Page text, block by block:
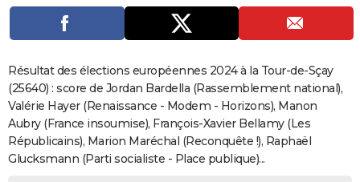
Dictionnaire
Biographies
Expressions
Proverbes
PROGRAMME TV
S'inscrire
Se connecter
Lycées
Collèges
Primaires
Universités
Entreprises
Service militaire
Avis de recherche
AVIS DE DÉCÈS
FORUM
Bricolage
Lifestyle
Culture
SportAuto
Television
Voyage
Cinema
Résultat des élections européennes 2024 à la Tour-de-Sçay
(25640) : score de Jordan Bardella (Rassemblement national),
Valérie Hayer (Renaissance - Modem - Horizons), Manon
Aubry (France insoumise), François-Xavier Bellamy (Les
Républicains), Marion Maréchal (Reconquête !), Raphaël
Glucksmann (Parti socialiste - Place publique)...